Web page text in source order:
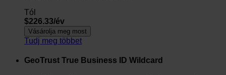
Tól
$226.33/év
Vásárolja meg most
Tudj meg többet
GeoTrust True Business ID Wildcard